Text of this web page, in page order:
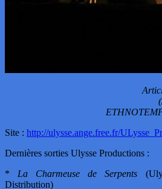
Site : http://ulysse.ange.free.fr/
Dernières sorties Ulysse Productions :
* La Charmeuse de Serpents
Distribution)